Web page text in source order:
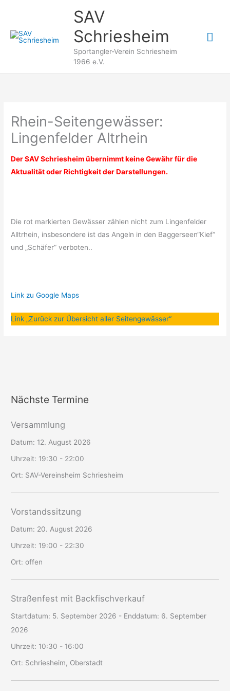
springen
SAV
Schriesheim
Sportangler-Verein Schriesheim
1966 e.V.
Rhein-Seitengewässer:
Lingenfelder Altrhein
Der SAV Schriesheim übernimmt keine Gewähr für die
Aktualität oder Richtigkeit der Darstellungen.
Die rot markierten Gewässer zählen nicht zum Lingenfelder
Alltrhein, insbesondere ist das Angeln in den Baggerseen“Kief“
und „Schäfer“ verboten..
Link zu Google Maps
Link „Zurück zur Übersicht aller Seitengewässer“
Nächste Termine
Versammlung
Datum: 12. August 2026
Uhrzeit: 19:30 - 22:00
Ort: SAV-Vereinsheim Schriesheim
Vorstandssitzung
Datum: 20. August 2026
Uhrzeit: 19:00 - 22:30
Ort:offen
Straßenfest mit Backfischverkauf
Startdatum: 5. September 2026 - Enddatum: 6. September
2026
Uhrzeit: 10:30 - 16:00
Ort: Schriesheim, Oberstadt